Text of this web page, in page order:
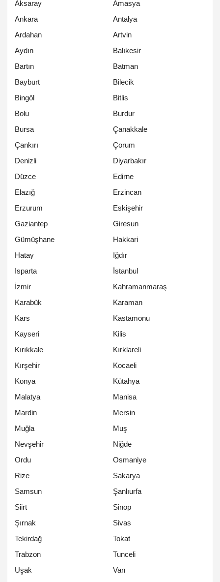
Aksaray
Amasya
Ankara
Antalya
Ardahan
Artvin
Aydın
Balıkesir
Bartın
Batman
Bayburt
Bilecik
Bingöl
Bitlis
Bolu
Burdur
Bursa
Çanakkale
Çankırı
Çorum
Denizli
Diyarbakır
Düzce
Edirne
Elazığ
Erzincan
Erzurum
Eskişehir
Gaziantep
Giresun
Gümüşhane
Hakkari
Hatay
Iğdır
Isparta
İstanbul
İzmir
Kahramanmaraş
Karabük
Karaman
Kars
Kastamonu
Kayseri
Kilis
Kırıkkale
Kırklareli
Kırşehir
Kocaeli
Konya
Kütahya
Malatya
Manisa
Mardin
Mersin
Muğla
Muş
Nevşehir
Niğde
Ordu
Osmaniye
Rize
Sakarya
Samsun
Şanlıurfa
Siirt
Sinop
Şırnak
Sivas
Tekirdağ
Tokat
Trabzon
Tunceli
Uşak
Van